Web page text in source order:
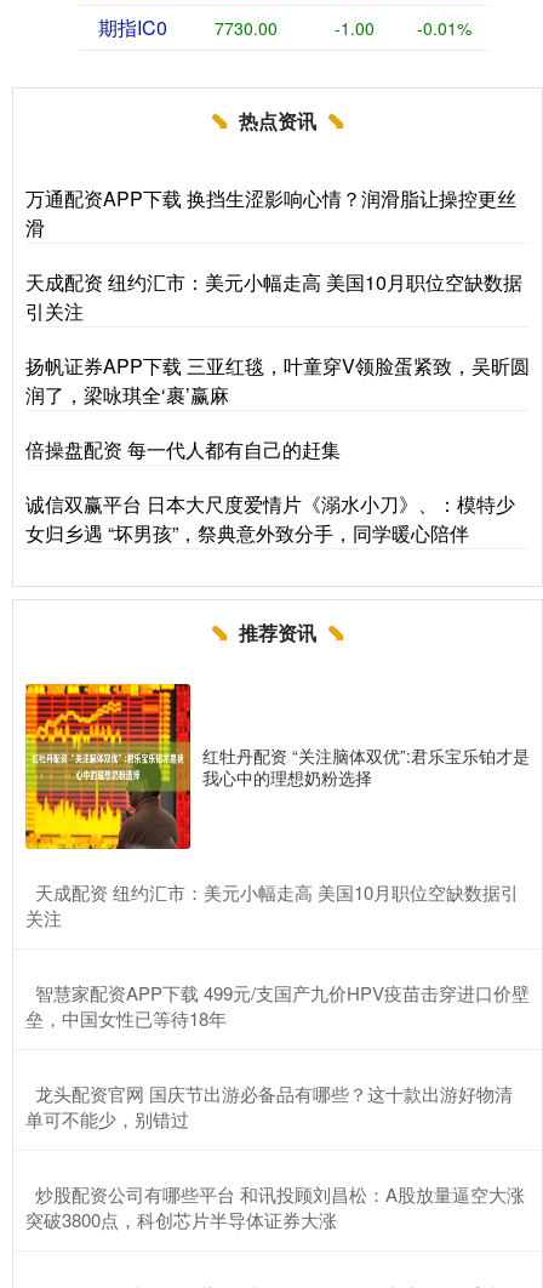
期指IC0 7730.00 -1.00 -0.01%
热点资讯
万通配资APP下载 换挡生涩影响心情？润滑脂让操控更丝
滑
天成配资 纽约汇市：美元小幅走高 美国10月职位空缺数据
引关注
扬帆证券APP下载 三亚红毯，叶童穿V领脸蛋紧致，吴昕圆
润了，梁咏琪全‘裹’赢麻
倍操盘配资 每一代人都有自己的赶集
诚信双赢平台 日本大尺度爱情片《溺水小刀》、：模特少
女归乡遇 “坏男孩”，祭典意外致分手，同学暖心陪伴
推荐资讯
红牡丹配资 “关注脑体双优”:君乐宝乐铂才是
我心中的理想奶粉选择
​天成配资 纽约汇市：美元小幅走高 美国10月职位空缺数据引
关注
​智慧家配资APP下载 499元/支国产九价HPV疫苗击穿进口价壁
垒，中国女性已等待18年
​龙头配资官网 国庆节出游必备品有哪些？这十款出游好物清
单可不能少，别错过
​炒股配资公司有哪些平台 和讯投顾刘昌松：A股放量逼空大涨
突破3800点，科创芯片半导体证券大涨